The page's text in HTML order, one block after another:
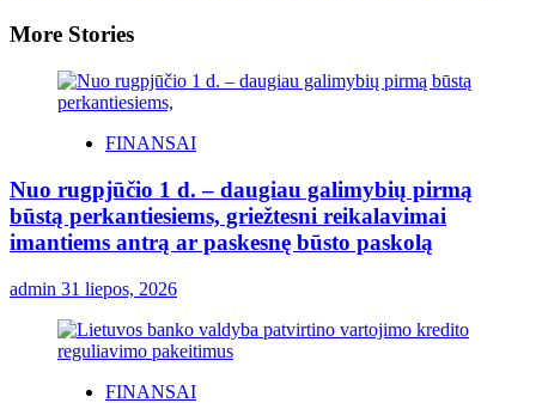
More Stories
FINANSAI
Nuo rugpjūčio 1 d. – daugiau galimybių pirmą
būstą perkantiesiems, griežtesni reikalavimai
imantiems antrą ar paskesnę būsto paskolą
admin 31 liepos, 2026
FINANSAI